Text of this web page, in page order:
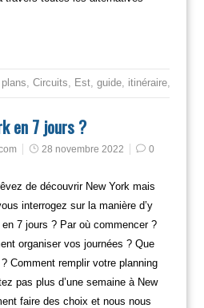
Circuits Est, guide, itinéraire,
en 7 jours ?
28 novembre 2022
0
de découvrir New York mais
interrogez sur la manière d’y
en 7 jours ? Par où commencer ?
organiser vos journées ? Que
Comment remplir votre planning
pas plus d’une semaine à New
faire des choix et nous nous